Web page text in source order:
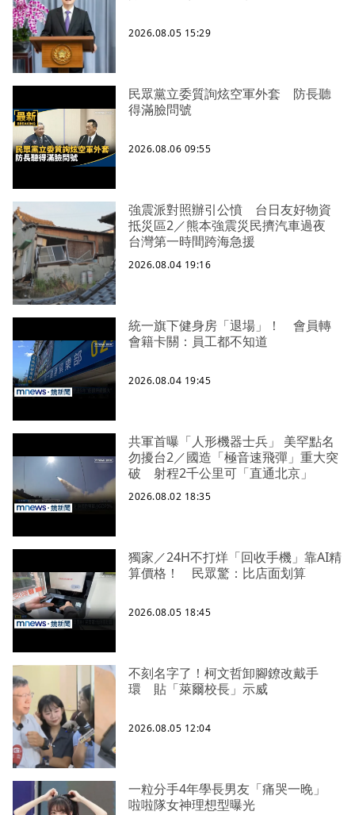
2026.08.05 15:29
民眾黨立委質詢炫空軍外套 防長聽
得滿臉問號
2026.08.06 09:55
強震派對照辦引公憤 台日友好物資
抵災區2／熊本強震災民擠汽車過夜
台灣第一時間跨海急援
2026.08.04 19:16
統一旗下健身房「退場」！ 會員轉
會籍卡關：員工都不知道
2026.08.04 19:45
共軍首曝「人形機器士兵」 美罕點名
勿擾台2／國造「極音速飛彈」重大突
破 射程2千公里可「直通北京」
2026.08.02 18:35
獨家／24H不打烊「回收手機」靠AI精
算價格！ 民眾驚：比店面划算
2026.08.05 18:45
不刻名字了！柯文哲卸腳鐐改戴手
環 貼「萊爾校長」示威
2026.08.05 12:04
一粒分手4年學長男友「痛哭一晚」
啦啦隊女神理想型曝光